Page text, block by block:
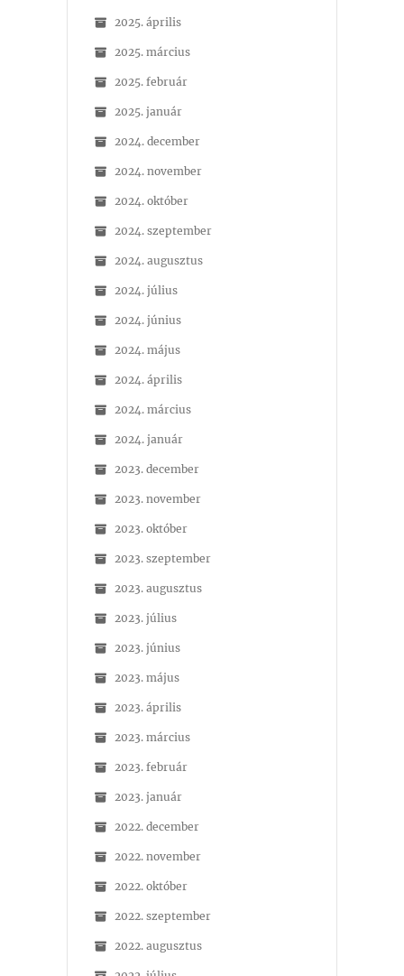
2025. április
2025. március
2025. február
2025. január
2024. december
2024. november
2024. október
2024. szeptember
2024. augusztus
2024. július
2024. június
2024. május
2024. április
2024. március
2024. január
2023. december
2023. november
2023. október
2023. szeptember
2023. augusztus
2023. július
2023. június
2023. május
2023. április
2023. március
2023. február
2023. január
2022. december
2022. november
2022. október
2022. szeptember
2022. augusztus